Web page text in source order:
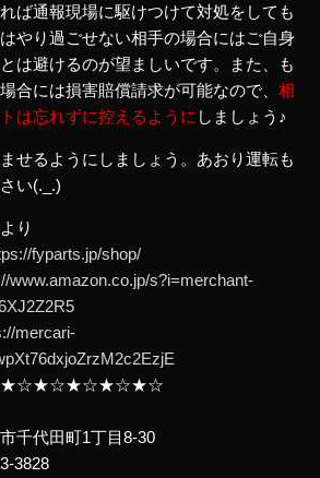
ば通報現場に駆けつけて対処をしても
やり過ごせない相手の場合にはご自身
は避けるのが望ましいです。また、も
合には損害賠償請求が可能なので、 相
は忘れずに控えるように しましょう♪
せるようにしましょう。あおり運転も
い(._.)
り
fyparts.jp/shop/
www.amazon.co.jp/s?i=merchant-
mercari-
千代田町1丁目8-30
3828